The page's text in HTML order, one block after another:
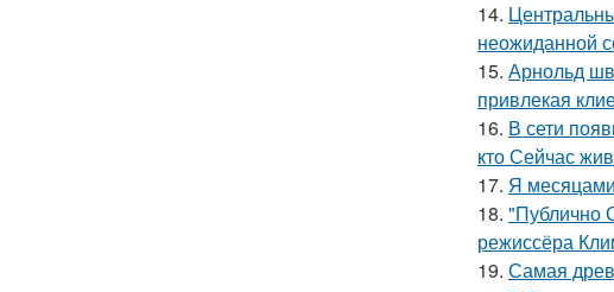
14.
неожиданной
15. Арнольд
привлекая
16. В сети
кто Сейчас
17. Я
18. "Публично
режиссёра
19. Самая